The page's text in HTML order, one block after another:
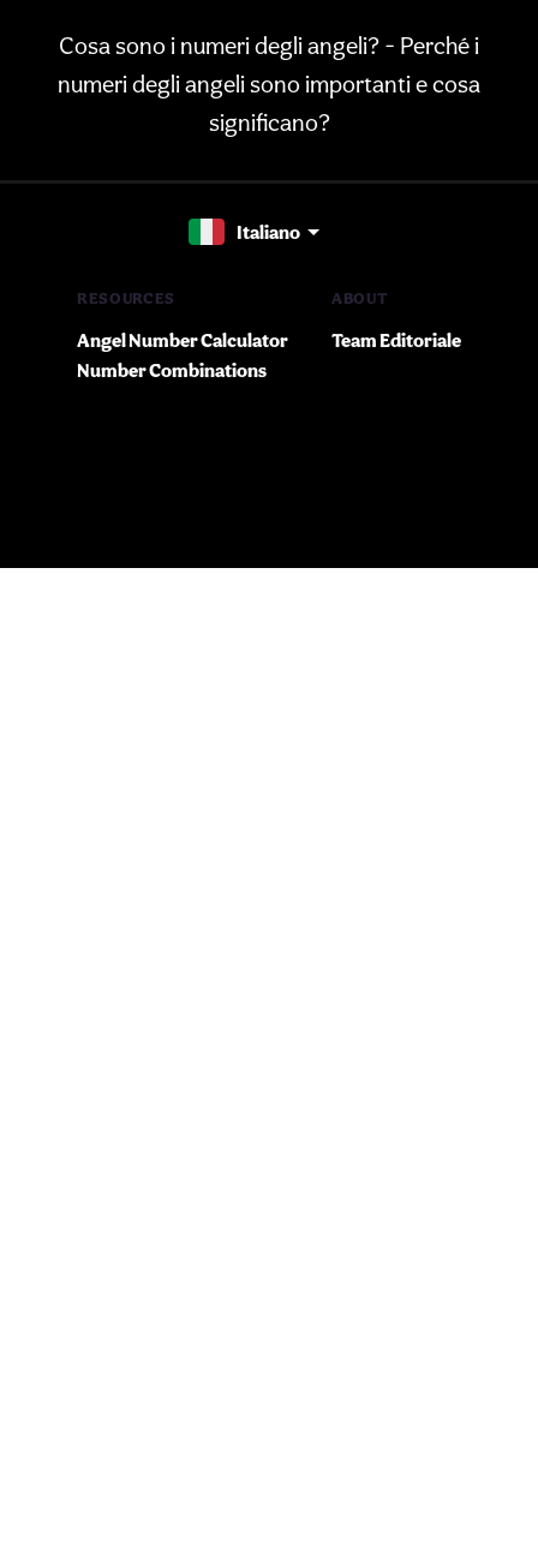
Cosa sono i numeri degli angeli? - Perché i
numeri degli angeli sono importanti e cosa
significano?
Italiano
RESOURCES
Angel Number Calculator
Number Combinations
ABOUT
Team Editoriale